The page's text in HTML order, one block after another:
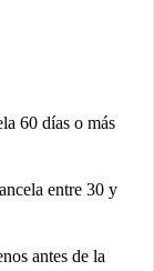
60 días o más
entre 30 y
antes de la